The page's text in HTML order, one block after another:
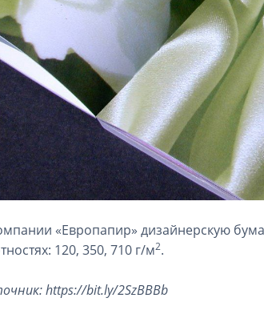
«Европапир» дизайнерскую
120, 350, 710 г/м2.
https://bit.ly/2SzBBBb